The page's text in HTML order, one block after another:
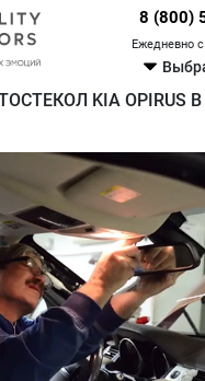
8 (800)
Ежедневно
KIA OPIRUS